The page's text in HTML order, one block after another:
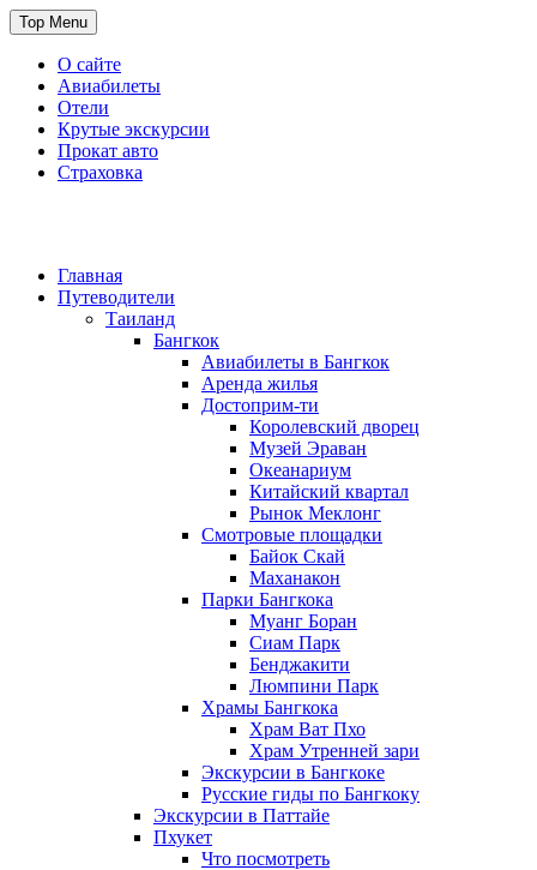
Skip
to
content
Top Menu
О сайте
Авиабилеты
Отели
Крутые экскурсии
Прокат авто
Страховка
Главная
Путеводители
Таиланд
Бангкок
Авиабилеты в Бангкок
Аренда жилья
Достоприм-ти
Королевский дворец
Музей Эраван
Океанариум
Китайский квартал
Рынок Меклонг
Смотровые площадки
Байок Скай
Маханакон
Парки Бангкока
Муанг Боран
Сиам Парк
Бенджакити
Люмпини Парк
Храмы Бангкока
Храм Ват Пхо
Храм Утренней зари
Экскурсии в Бангкоке
Русские гиды по Бангкоку
Экскурсии в Паттайе
Пхукет
Что посмотреть